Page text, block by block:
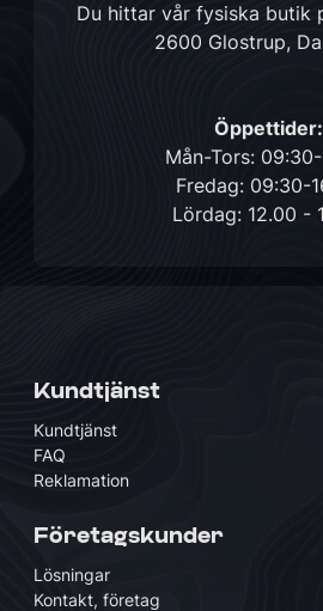
Du hittar vår fysiska butik
2600 Glostrup,
Öppettider:
Mån-Tors:
Fredag: 09:30-
Lördag: 12.00 -
Kundtjänst
Kundtjänst
FAQ
Reklamation
Företagskunder
Lösningar
Kontakt, företag